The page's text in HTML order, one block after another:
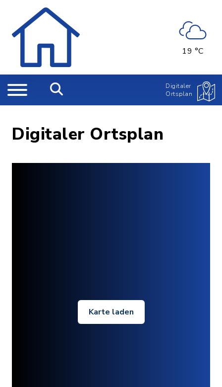
19 °C
Digitaler
Ortsplan
Digitaler Ortsplan
Karte laden